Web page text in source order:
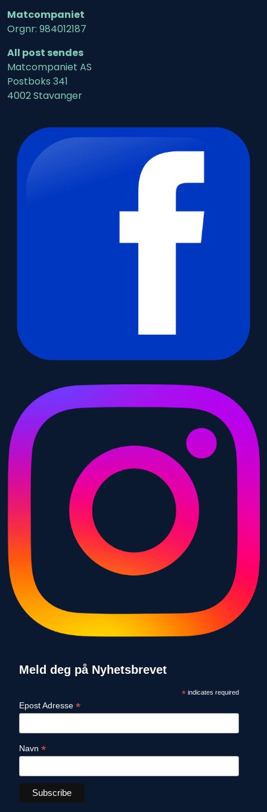
Matcompaniet
Orgnr: 984012187
All post sendes
Matcompaniet AS
Postboks 341
4002 Stavanger
Meld deg på Nyhetsbrevet
*indicates required
Epost Adresse *
Navn *